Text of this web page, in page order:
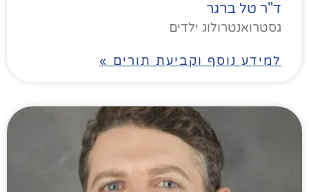
ד"ר טל ברגר
גסטרואנטרולוג ילדים
למידע נוסף וקביעת תורים »